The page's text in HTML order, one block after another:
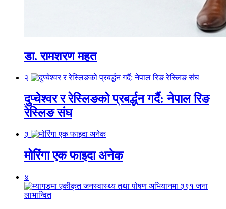
डा. रामशरण महत
२
दुप्चेश्वर र रेस्लिङको प्रबर्द्धन गर्दै: नेपाल रिङ
रेस्लिङ संघ
३
मोरिंगा एक फाइदा अनेक
४